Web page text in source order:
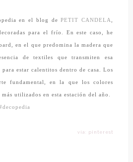
en el blog dePETIT CANDELA
para el frío. En este caso, he
en el que predomina la madera que
de textiles que transmiten esa
estar calentitos dentro de casa. Los
fundamental, en la que los colores
utilizados en esta estación del año.
vía: pinterest